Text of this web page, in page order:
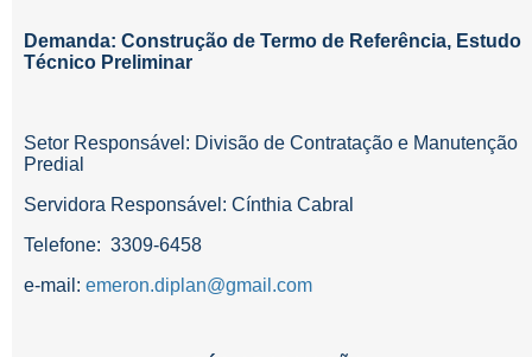
Demanda: Construção de Termo de Referência, Estudo
Técnico Preliminar
Setor Responsável: Divisão de Contratação e Manutenção
Predial
Servidora Responsável: Cínthia Cabral
Telefone: 3309-6458
e-mail: emeron.diplan@gmail.com